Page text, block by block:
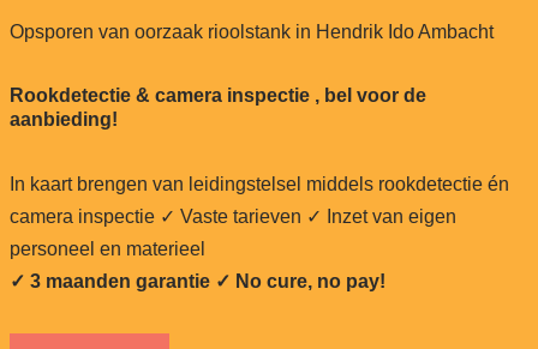
Opsporen van oorzaak rioolstank in Hendrik Ido Ambacht
Rookdetectie & camera inspectie , bel voor de
aanbieding!
In kaart brengen van leidingstelsel middels rookdetectie én
camera inspectie ✓ Vaste tarieven ✓ Inzet van eigen
personeel en materieel
✓ 3 maanden garantie ✓ No cure, no pay!